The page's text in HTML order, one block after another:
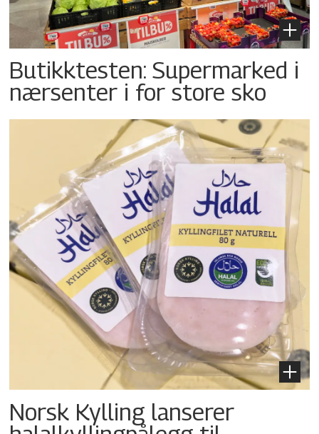
Butikktesten: Supermarked i
nærsenter i for store sko
Norsk Kylling lanserer